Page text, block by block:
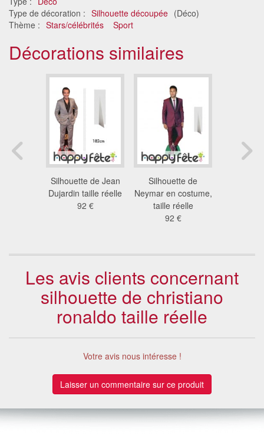
Type de décoration : Silhouette découpée (Déco)
Thème : Stars/célébrités Sport
Décorations similaires
Silhouette de Jean
Dujardin taille réelle
92 €
Silhouette de
Neymar en costume,
taille réelle
92 €
Les avis clients concernant
silhouette de christiano
ronaldo taille réelle
Votre avis nous intéresse !
Laisser un commentaire sur ce produit